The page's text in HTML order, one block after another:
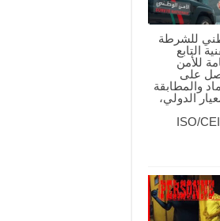
للشرطة
التابع
للأمن
على
والمطابقة
الدولي،
التخصصات”ISO/CEI